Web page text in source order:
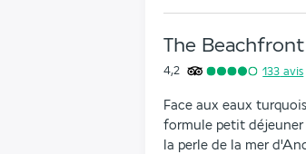
The
4,2 133 avis
Face aux eaux
formule petit
la perle de la mer